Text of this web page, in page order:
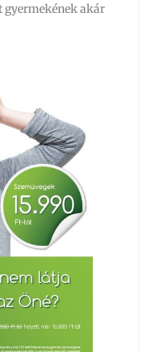
gyermekének akár